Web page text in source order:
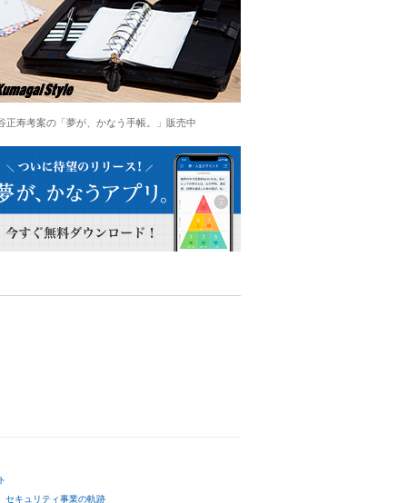
正寿考案の「夢が、かなう手帳。」販売中
セキュリティ事業の軌跡